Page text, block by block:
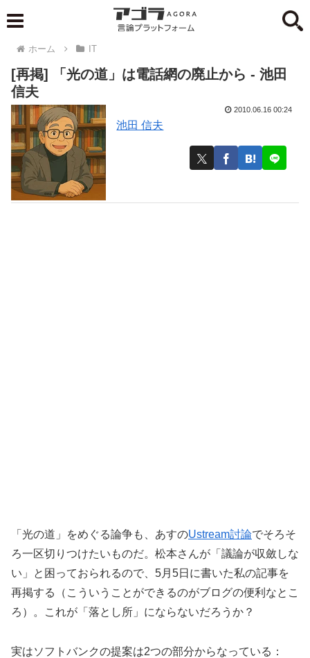
ホーム IT
[再掲] 「光の道」は電話網の廃止から - 池田
信夫
池田 信夫
2010.06.16 00:24
「光の道」をめぐる論争も、あすのUstream討論でそろそ
ろ一区切りつけたいものだ。松本さんが「議論が収斂しな
い」と困っておられるので、5月5日に書いた私の記事を
再掲する（こういうことができるのがブログの便利なとこ
ろ）。これが「落とし所」にならないだろうか？
実はソフトバンクの提案は2つの部分からなっている：